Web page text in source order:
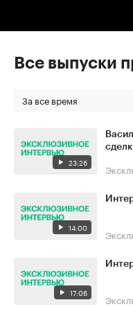
Все выпуски
За все время
23:26
14:00
17:06